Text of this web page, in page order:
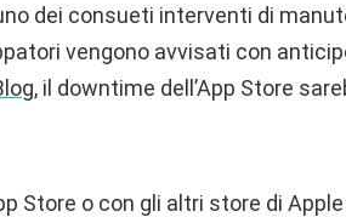
dei consueti interventi di
vengono avvisati con
, il downtime dell’App Store
Store o con gli altri store di